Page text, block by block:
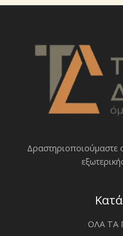
σ
Δραστηριοποιoύμαστε
ΟΛΑ ΤΑ